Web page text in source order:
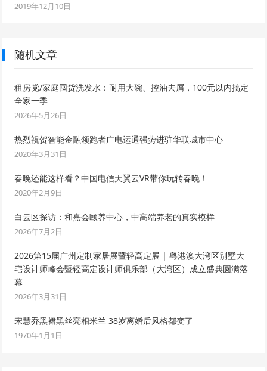
2019年12月10日
随机文章
租房党/家庭囤货洗发水：耐用大碗、控油去屑，100元以内搞定
全家一季
2026年5月26日
热烈祝贺智能金融领跑者广电运通强势进驻华联城市中心
2020年3月31日
春晚还能这样看？中国电信天翼云VR带你玩转春晚！
2020年2月9日
白云区探访：和熹会颐养中心，中高端养老的真实模样
2026年7月2日
2026第15届广州定制家居展暨轻高定展 | 粤港澳大湾区别墅大
宅设计师峰会暨轻高定设计师俱乐部（大湾区）成立盛典圆满落
幕
2026年3月31日
宋慧乔黑裙黑丝亮相米兰 38岁离婚后风格都变了
1970年1月1日